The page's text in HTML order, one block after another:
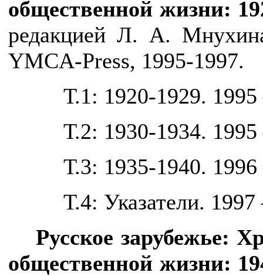
общественной жизни:
редакцией Л. А.
YMCA-Press, 1995-1997.
Т.1: 1920-1929.
Т.2: 1930-1934. 1995
Т.3: 1935-1940. 1996
Т.4: Указатели. 1997
Русское зарубежье:
общественной жизни: